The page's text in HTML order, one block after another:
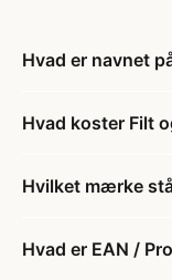
Hvad er navnet
Hvad koster Filt
Hvilket mærke
Hvad er EAN /